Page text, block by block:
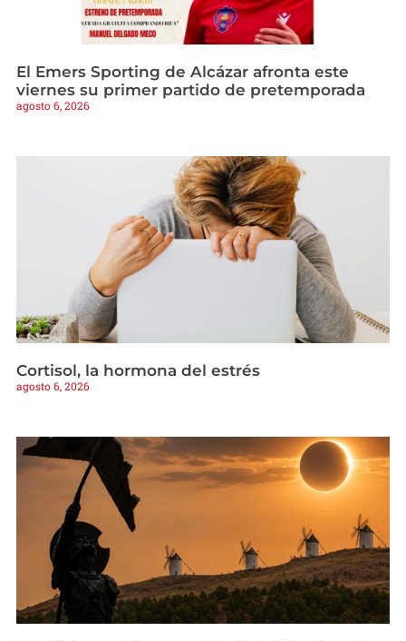
El Emers Sporting de Alcázar afronta este
viernes su primer partido de pretemporada
agosto 6, 2026
Cortisol, la hormona del estrés
agosto 6, 2026